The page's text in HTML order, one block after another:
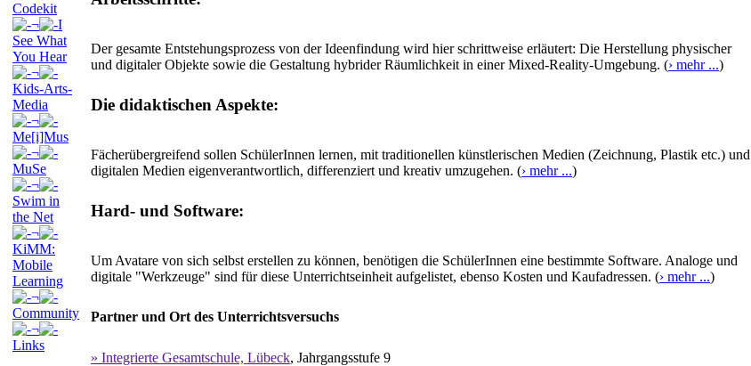
Codekit
¬
I
See What
You Hear
¬
Kids-Arts-
Media
¬
Me[i]Mus
¬
MuSe
¬
Swim in
the Net
¬
KiMM:
Mobile
Learning
¬
Community
¬
Links
Der gesamte Entstehungsprozess von der Ideenfindung wird hier schrittweise erläutert: Die Herstellung physischer
und digitaler Objekte sowie die Gestaltung hybrider Räumlichkeit in einer Mixed-Reality-Umgebung. (› mehr ...)
Die didaktischen Aspekte:
Fächerübergreifend sollen SchülerInnen lernen, mit traditionellen künstlerischen Medien (Zeichnung, Plastik etc.) und
digitalen Medien eigenverantwortlich, differenziert und kreativ umzugehen. (› mehr ...)
Hard- und Software:
Um Avatare von sich selbst erstellen zu können, benötigen die SchülerInnen eine bestimmte Software. Analoge und
digitale "Werkzeuge" sind für diese Unterrichtseinheit aufgelistet, ebenso Kosten und Kaufadressen. (› mehr ...)
Partner und Ort des Unterrichtsversuchs
» Integrierte Gesamtschule, Lübeck, Jahrgangsstufe 9